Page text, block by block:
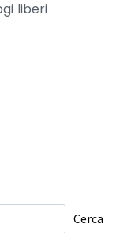
liberi
Cerca